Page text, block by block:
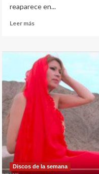
reaparece en...
Leer másLeer
Ruby
Palomino
Lanza
aguajal
versión
Discos de la semana